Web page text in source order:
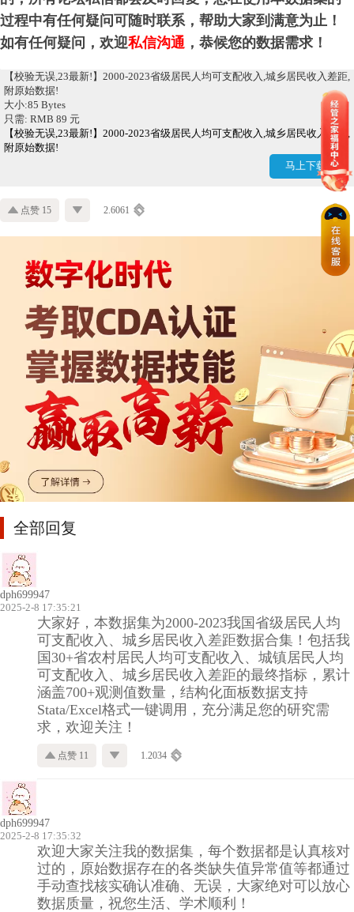
过程中有任何疑问可随时联系，帮助大家到满意为止！
如有任何疑问，欢迎私信沟通 ，恭候您的数据需求！
【校验无误,23最新!】2000-2023省级居民人均可支配收入,城乡居民收入差距,
附原始数据!
大小:85 Bytes
只需: RMB 89 元
马上下载
【校验无误,23最新!】2000-2023省级居民人均可支配收入,城乡居民收入差距,
附原始数据!
点赞 15 2.6061
全部回复
dph699947
2025-2-8 17:35:21
大家好，本数据集为2000-2023我国省级居民人均
可支配收入、城乡居民收入差距数据合集！包括我
国30+省农村居民人均可支配收入、城镇居民人均
可支配收入、城乡居民收入差距的最终指标，累计
涵盖700+观测值数量，结构化面板数据支持
Stata/Excel格式一键调用，充分满足您的研究需
求，欢迎关注！
点赞 11 1.2034
dph699947
2025-2-8 17:35:32
欢迎大家关注我的数据集，每个数据都是认真核对
过的，原始数据存在的各类缺失值异常值等都通过
手动查找核实确认准确、无误，大家绝对可以放心
数据质量，祝您生活、学术顺利！